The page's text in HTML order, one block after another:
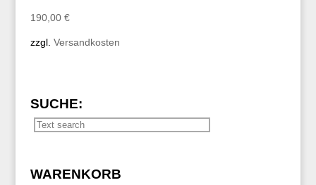
190,00 €
zzgl. Versandkosten
SUCHE:
WARENKORB